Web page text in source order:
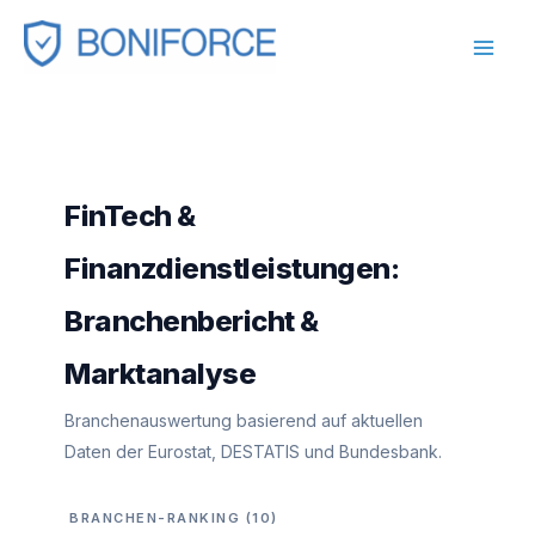
Zum
Inhalt
FinTech &
Finanzdienstleistungen:
Branchenbericht &
Marktanalyse
Branchenauswertung basierend auf aktuellen
Daten der Eurostat, DESTATIS und Bundesbank.
BRANCHEN-RANKING (10)